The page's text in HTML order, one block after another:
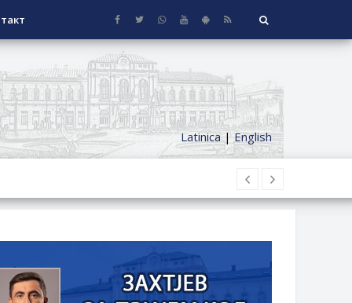
Latinica|English
КУЋЕ СА ОКУЋНИЦОМ НА
БОРАЧКИ ДОДАТАК ЗА